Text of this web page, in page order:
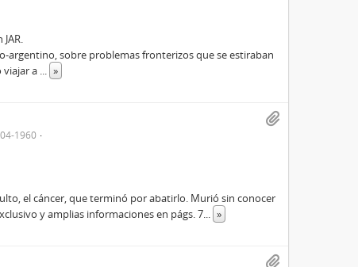
argentino, sobre problemas fronterizos que se estiraban
viajar a ... »
1960
el cáncer, que terminó por abatirlo. Murió sin conocer
y amplias informaciones en págs. 7... »